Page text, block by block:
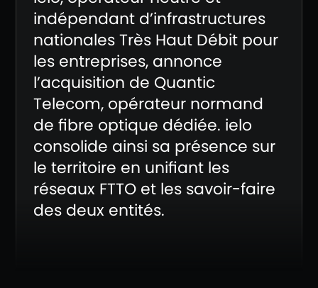
indépendant d’infrastructures
nationales Très Haut Débit pour
les entreprises, annonce
l’acquisition de Quantic
Telecom, opérateur normand
de fibre optique dédiée. ielo
consolide ainsi sa présence sur
le territoire en unifiant les
réseaux FTTO et les savoir-faire
des deux entités.